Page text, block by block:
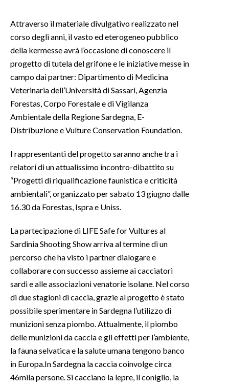
EVENTI
#CARAUNIONE
3 MINUTI CON
INSULARITÀ
ANNUNCI
NECROLOGI
PUBBLICITÀ
SPIAGGE
Attraverso il materiale divulgativo realizzato nel
corso degli anni, il vasto ed eterogeneo pubblico
della kermesse avrà l’occasione di conoscere il
progetto di tutela del grifone e le iniziative messe in
campo dai partner: Dipartimento di Medicina
Veterinaria dell’Università di Sassari, Agenzia
Forestas, Corpo Forestale e di Vigilanza
Ambientale della Regione Sardegna, E-
Distribuzione e Vulture Conservation Foundation.
I rappresentanti del progetto saranno anche tra i
relatori di un attualissimo incontro-dibattito su
“Progetti di riqualificazione faunistica e criticità
ambientali”, organizzato per sabato 13 giugno dalle
16.30 da Forestas, Ispra e Uniss.
La partecipazione di LIFE Safe for Vultures al
Sardinia Shooting Show arriva al termine di un
percorso che ha visto i partner dialogare e
collaborare con successo assieme ai cacciatori
sardi e alle associazioni venatorie isolane. Nel corso
di due stagioni di caccia, grazie al progetto è stato
possibile sperimentare in Sardegna l’utilizzo di
munizioni senza piombo. Attualmente, il piombo
delle munizioni da caccia e gli effetti per l’ambiente,
la fauna selvatica e la salute umana tengono banco
in Europa.In Sardegna la caccia coinvolge circa
46mila persone. Si cacciano la lepre, il coniglio, la